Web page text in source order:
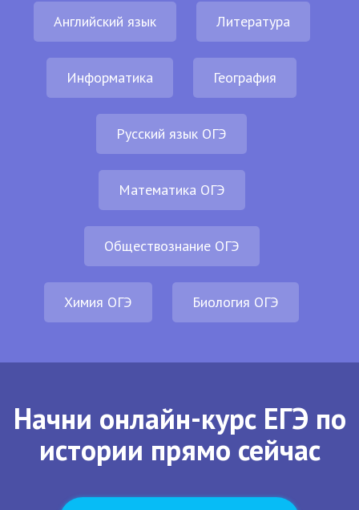
Английский язык Литература
Информатика География
Русский язык ОГЭ
Математика ОГЭ
Обществознание ОГЭ
Химия ОГЭ Биология ОГЭ
Начни онлайн-курс ЕГЭ по
истории прямо сейчас